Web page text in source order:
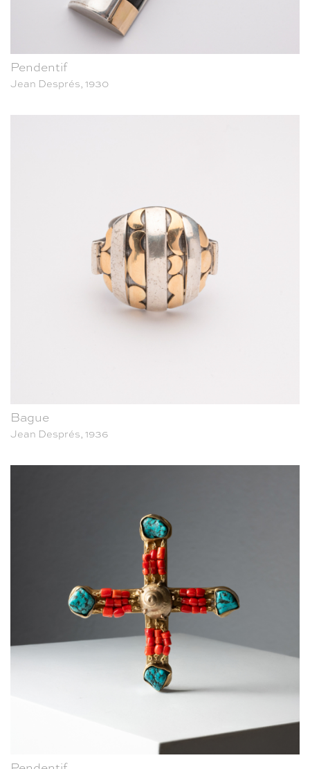
Pendentif
Jean Després, 1930
Bague
Jean Després, 1936